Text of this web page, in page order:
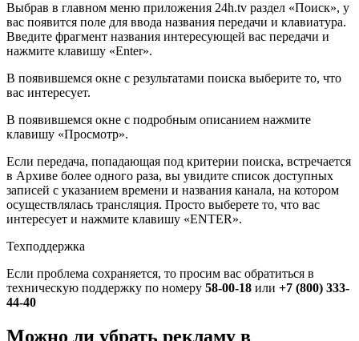
Выбрав в главном меню приложения 24h.tv раздел «Поиск», у
вас появится поле для ввода названия передачи и клавиатура.
Введите фрагмент названия интересующей вас передачи и
нажмите клавишу «Enter».
В появившемся окне с результатами поиска выберите то, что
вас интересует.
В появившемся окне с подробным описанием нажмите
клавишу «Просмотр».
Если передача, попадающая под критерии поиска, встречается
в Архиве более одного раза, вы увидите список доступных
записей с указанием времени и названия канала, на котором
осуществлялась трансляция. Просто выберете то, что вас
интересует и нажмите клавишу «ENTER».
Техподдержка
Если проблема сохраняется, то просим вас обратиться в
техническую поддержку по номеру 58-00-18 или +7 (800) 333-
44-40
Можно ли убрать рекламу в